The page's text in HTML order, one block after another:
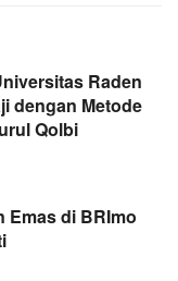
Raden
dengan Metode
Qolbi
Emas di BRImo